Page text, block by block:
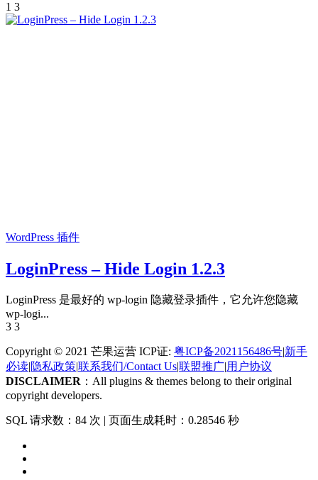
1 3
WordPress 插件
LoginPress – Hide Login 1.2.3
LoginPress 是最好的 wp-login 隐藏登录插件，它允许您隐藏
wp-logi...
3 3
Copyright © 2021 芒果运营 ICP证: 粤ICP备2021156486号|新手
必读|隐私政策|联系我们/Contact Us|联盟推广|用户协议
DISCLAIMER ：All plugins & themes belong to their original
copyright developers.
SQL 请求数：84 次 | 页面生成耗时：0.28546 秒